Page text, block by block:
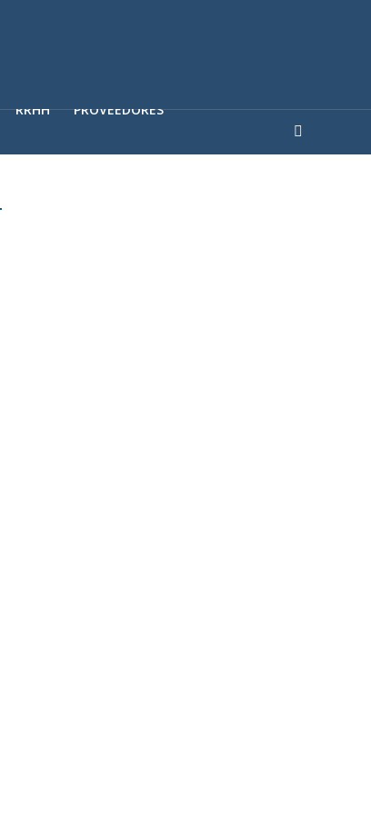
RRHH PROVEEDORES